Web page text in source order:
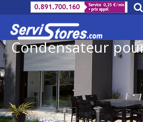
Condensateur